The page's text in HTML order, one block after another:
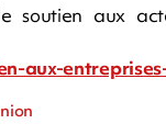
soutien aux
aux-